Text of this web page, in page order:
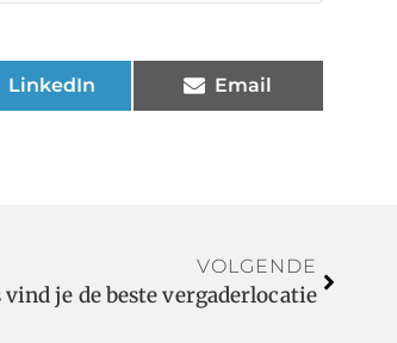
LinkedIn Email
VOLGENDE
je de beste vergaderlocatie